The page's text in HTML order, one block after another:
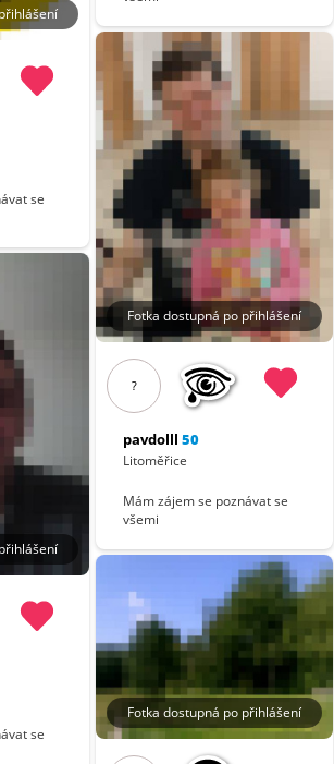
se
se
Fotka dostupná po přihlášení
?
pavdolll 50
Litoměřice
Mám zájem se poznávat se
všemi
Fotka dostupná po přihlášení